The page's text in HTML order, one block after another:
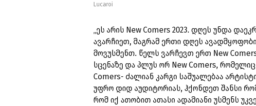
Lucaroi
„ეს არის New Comers 2023. დღეს უნდა
ავარჩიეთ, მაგრამ ერთი დღეს
მოვუსმენთ. წელს ვარჩევთ ერთ New
სცენაზე და პლუს ორ New Comers,
Comers- ძალიან კარგი საშუალებაა
უფრო დიდ აუდიტორიას, ჰქონდეთ შანსი
რომ იქ ათობით ათასი ადამიანი უსმენს